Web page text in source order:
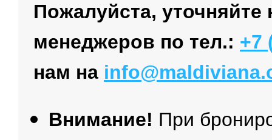
Пожалуйста,
менеджеров по тел.: +7
нам на
Внимание! При